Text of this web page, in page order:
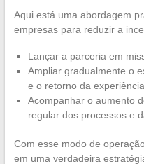
Aqui está uma abordagem
empresas para reduzir a
Lançar a parceria em
Ampliar gradualmente o
e o retorno da
Acompanhar o aumento
regular dos processos e
Com esse modo de
em uma verdadeira